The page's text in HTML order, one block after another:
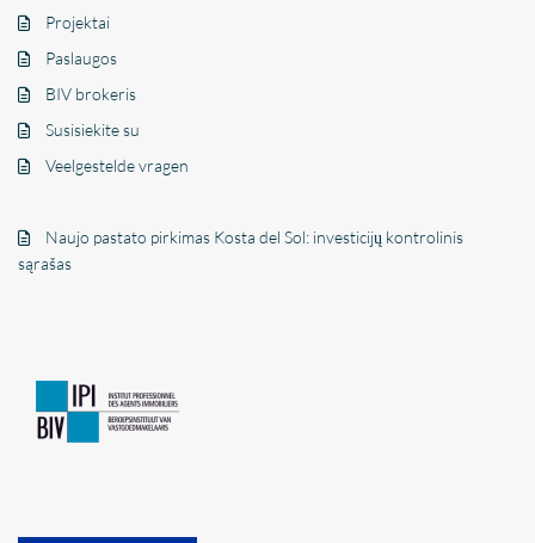
Projektai
Paslaugos
BIV brokeris
Susisiekite su
Veelgestelde vragen
Naujo pastato pirkimas Kosta del Sol: investicijų kontrolinis
sąrašas